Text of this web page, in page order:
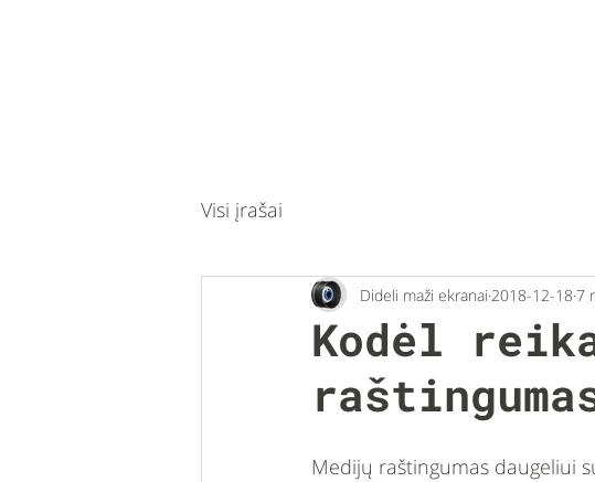
Visi įrašai
Kodėl
Dideli maži ekranai 2018-12-18 7
Medijų raštingumas daugeliui